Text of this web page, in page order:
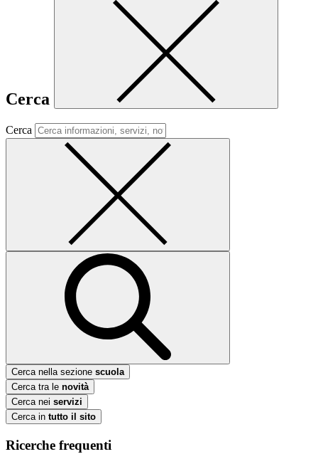
Cerca
Cerca
Cerca nella sezione scuola
Cerca tra le novità
Cerca nei servizi
Cerca in tutto il sito
Ricerche frequenti